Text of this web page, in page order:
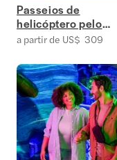
Passeios de
helicóptero pelo
Grand Canyon
a partir de US$ 309